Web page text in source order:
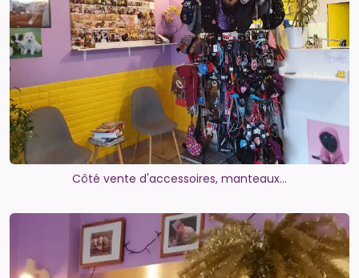
Côté vente d'accessoires, manteaux...